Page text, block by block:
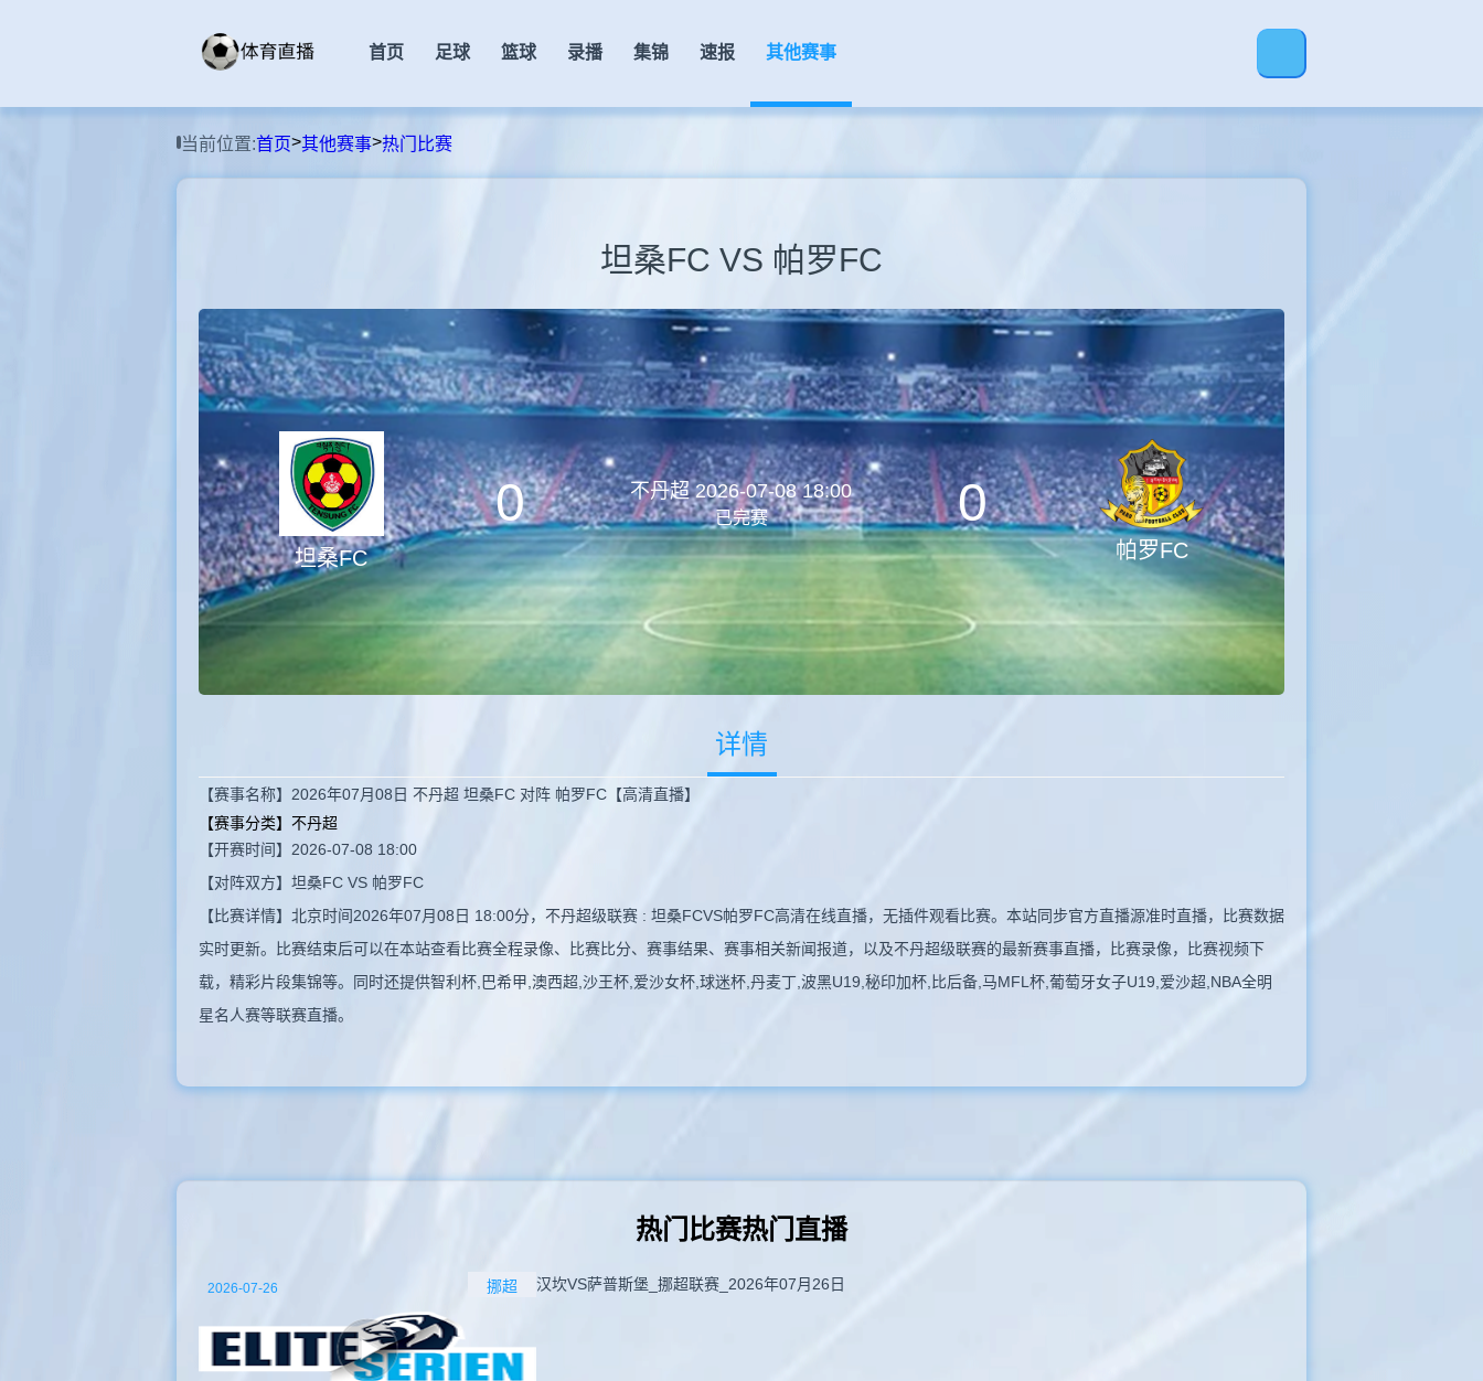
首页 足球 篮球 录播 集锦 速报 其他赛事
当前位置:首页>其他赛事>热门比赛
坦桑FC VS 帕罗FC
坦桑FC
0 不丹超2026-07-08 18:00
已完赛 0
帕罗FC
详情
【赛事名称】2026年07月08日 不丹超 坦桑FC 对阵 帕罗FC【高清直播】
【赛事分类】 不丹超
【开赛时间】2026-07-08 18:00
【对阵双方】坦桑FC VS 帕罗FC
【比赛详情】北京时间2026年07月08日 18:00分，不丹超级联赛 : 坦桑FCVS帕罗FC高清在线直播，无插件观看比赛。本站同步官方直播源准时直播，比赛数据
实时更新。比赛结束后可以在本站查看比赛全程录像、比赛比分、赛事结果、赛事相关新闻报道，以及不丹超级联赛的最新赛事直播，比赛录像，比赛视频下
载，精彩片段集锦等。同时还提供智利杯,巴希甲,澳西超,沙王杯,爱沙女杯,球迷杯,丹麦丁,波黑U19,秘印加杯,比后备,马MFL杯,葡萄牙女子U19,爱沙超,NBA全明
星名人赛等联赛直播。
热门比赛热门直播
挪超
2026-07-26 汉坎VS萨普斯堡_挪超联赛_2026年07月26日